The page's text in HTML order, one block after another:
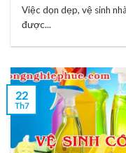
Việc dọn dẹp, vệ sinh
được...
22
Th7